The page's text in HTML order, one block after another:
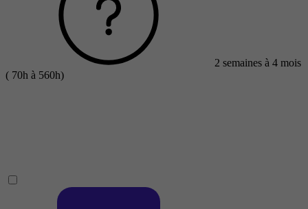
2 semaines à 4 mois
( 70h à 560h)